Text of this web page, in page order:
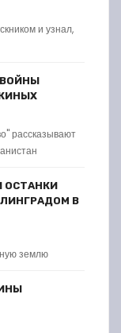
и узнал,
ВОЙНЫ
рассказывают
ОСТАНКИ
В
землю